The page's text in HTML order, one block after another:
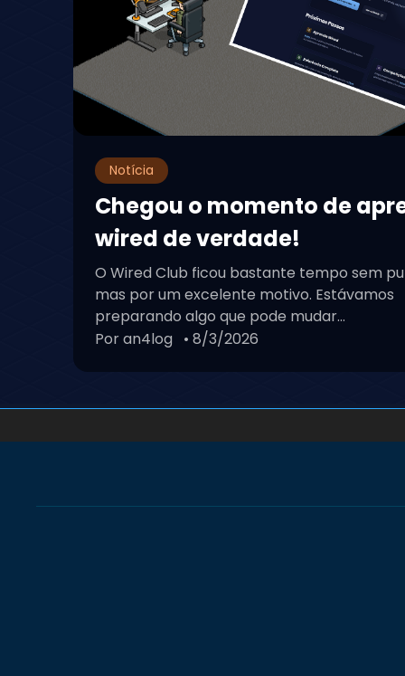
Notícia
Chegou o momento de
wired de verdade!
O Wired Club ficou bastante tempo sem
mas por um excelente motivo. Estávamos
preparando algo que pode mudar...
Por an4log • 8/3/2026